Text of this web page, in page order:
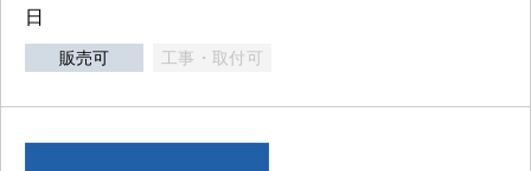
日
販売可 工事・取付可